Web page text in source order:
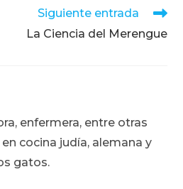
Siguiente entrada
La Ciencia del Merengue
enfermera, entre otras
cocina judía, alemana y
gatos.